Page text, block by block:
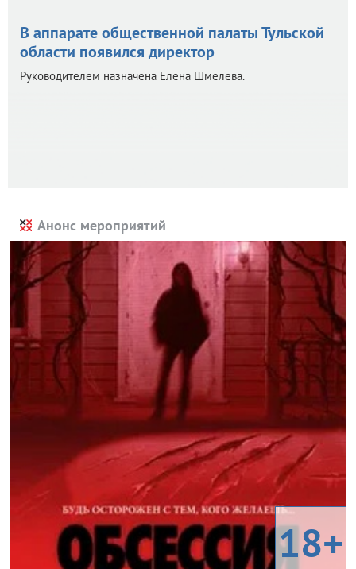
В аппарате общественной палаты Тульской
области появился директор
Руководителем назначена Елена Шмелева.
Анонс мероприятий
18+